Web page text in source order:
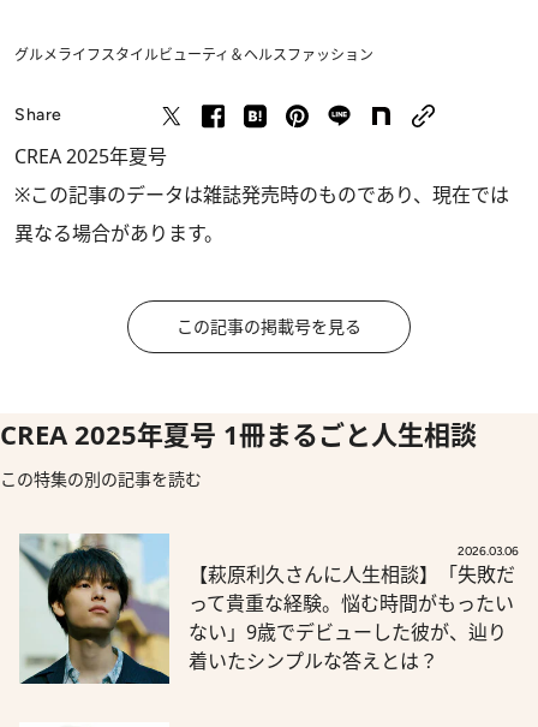
グルメライフスタイルビューティ＆ヘルスファッション
Share
CREA 2025年夏号
※この記事のデータは雑誌発売時のものであり、現在では
異なる場合があります。
この記事の掲載号を見る
CREA 2025年夏号 1冊まるごと人生相談
この特集の別の記事を読む
2026.03.06
【萩原利久さんに人生相談】「失敗だ
って貴重な経験。悩む時間がもったい
ない」9歳でデビューした彼が、辿り
着いたシンプルな答えとは？